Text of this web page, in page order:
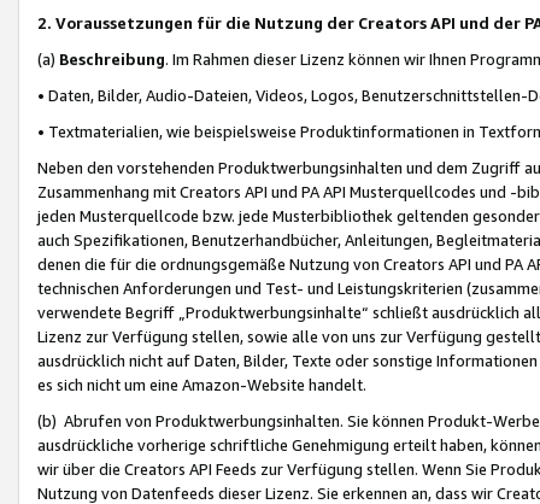
2. Voraussetzungen für die Nutzung der Creators API und der
(a) Beschreibung. Im Rahmen dieser Lizenz können wir Ihnen
• Daten, Bilder, Audio-Dateien, Videos, Logos, Benutzerschnittstellen-
• Textmaterialien, wie beispielsweise Produktinformationen in
Neben den vorstehenden Produktwerbungsinhalten und dem Zugriff
Zusammenhang mit Creators API und PA API Musterquellcodes und
jeden Musterquellcode bzw. jede Musterbibliothek geltenden
auch Spezifikationen, Benutzerhandbücher, Anleitungen,
denen die für die ordnungsgemäße Nutzung von Creators API und PA
technischen Anforderungen und Test- und Leistungskriterien
verwendete Begriff „Produktwerbungsinhalte“ schließt ausdrücklich
Lizenz zur Verfügung stellen, sowie alle von uns zur Verfügung
ausdrücklich nicht auf Daten, Bilder, Texte oder sonstige
es sich nicht um eine Amazon-Website handelt.
(b) Abrufen von Produktwerbungsinhalten. Sie können Produkt-
ausdrückliche vorherige schriftliche Genehmigung erteilt haben,
wir über die Creators API Feeds zur Verfügung stellen. Wenn Sie
Nutzung von Datenfeeds dieser Lizenz. Sie erkennen an, dass wir